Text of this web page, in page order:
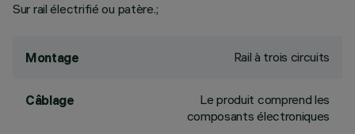
Sur rail électrifié ou patère.;
Montage Rail à trois circuits
Câblage
Le produit comprend les
composants électroniques